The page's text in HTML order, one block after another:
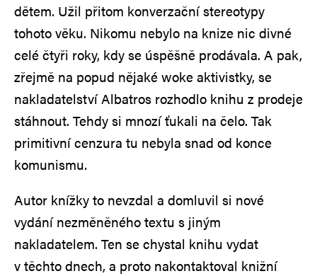
dětem. Užil přitom konverzační stereotypy
tohoto věku. Nikomu nebylo na knize nic divné
celé čtyři roky, kdy se úspěšně prodávala. A pak,
zřejmě na popud nějaké woke aktivistky, se
nakladatelství Albatros rozhodlo knihu z prodeje
stáhnout. Tehdy si mnozí ťukali na čelo. Tak
primitivní cenzura tu nebyla snad od konce
komunismu.
Autor knížky to nevzdal a domluvil si nové
vydání nezměněného textu s jiným
nakladatelem. Ten se chystal knihu vydat
v těchto dnech, a proto nakontaktoval knižní